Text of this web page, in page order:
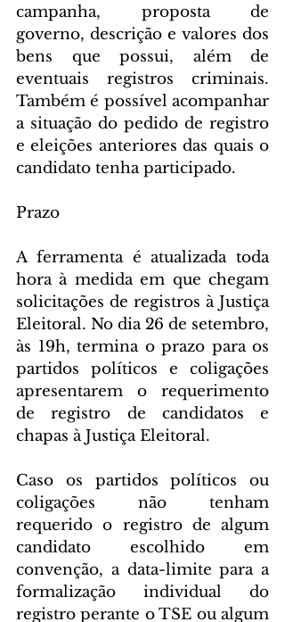
campanha, proposta de
governo, descrição e valores dos
bens que possui, além de
eventuais registros criminais.
Também é possível acompanhar
a situação do pedido de registro
e eleições anteriores das quais o
candidato tenha participado.
Prazo
A ferramenta é atualizada toda
hora à medida em que chegam
solicitações de registros à Justiça
Eleitoral. No dia 26 de setembro,
às 19h, termina o prazo para os
partidos políticos e coligações
apresentarem o requerimento
de registro de candidatos e
chapas à Justiça Eleitoral.
Caso os partidos políticos ou
coligações não tenham
requerido o registro de algum
candidato escolhido em
convenção, a data-limite para a
formalização individual do
registro perante o TSE ou algum